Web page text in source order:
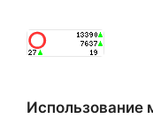
Использование